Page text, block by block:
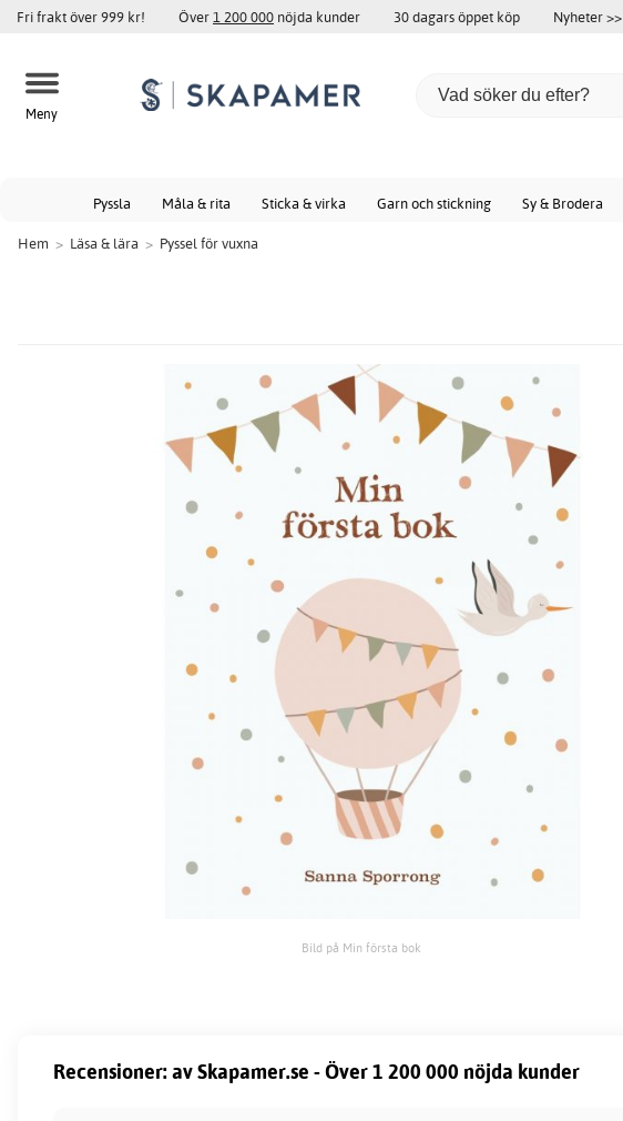
Fri frakt över 999 kr! Över1 200 000 nöjda kunder 30 dagars öppet köp Nyheter >>
Meny
Pyssla Måla & rita Sticka & virka Garn och stickning Sy & Brodera
Hem > Läsa & lära > Pyssel för vuxna
Bild på Min första bok
Recensioner: av Skapamer.se - Över 1 200 000 nöjda kunder